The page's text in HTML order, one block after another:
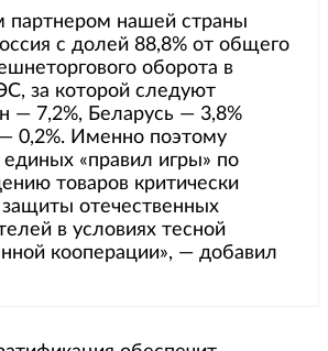
партнером нашей страны
с долей 88,8% от общего
оборота в
за которой следуют
— 7,2%, Беларусь — 3,8%
0,2%. Именно поэтому
«правил игры» по
товаров критически
отечественных
в условиях тесной
кооперации», — добавил